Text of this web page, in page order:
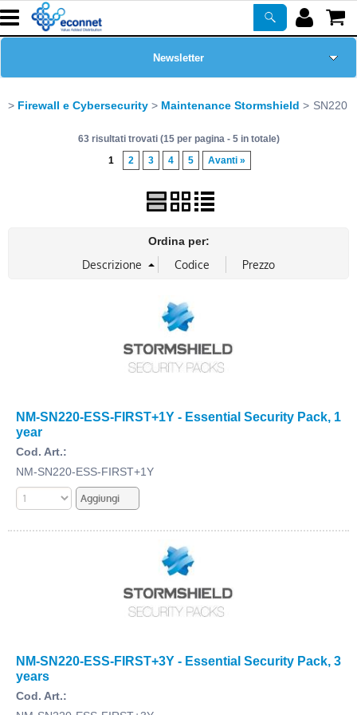
Chi siamo
ASSISTENZA
Certificazioni
Newsletter
PROMO ATTIVE
Firewall e Cybersecurity Maintenance Stormshield SN220
63 risultati trovati (15 per pagina - 5 in totale)
1
2 3 4 5 Avanti »
Ordina per:
NM-SN220-ESS-FIRST+1Y - Essential Security Pack, 1
year
Cod. Art.:
NM-SN220-ESS-FIRST+1Y
NM-SN220-ESS-FIRST+3Y - Essential Security Pack, 3
years
Cod. Art.: